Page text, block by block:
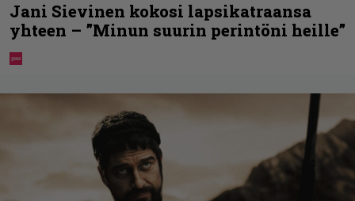
Jani Sievinen kokosi lapsikatraansa
yhteen – ”Minun suurin perintöni heille”